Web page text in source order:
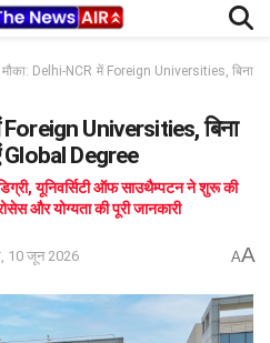
मौका: Delhi-NCR में Foreign Universities, बिना
Foreign Universities, बिना
Global Degree
यूनिवर्सिटी ऑफ साउथैम्पटन ने शुरू की
और योग्यता की पूरी जानकारी
10 जून 2026 AA